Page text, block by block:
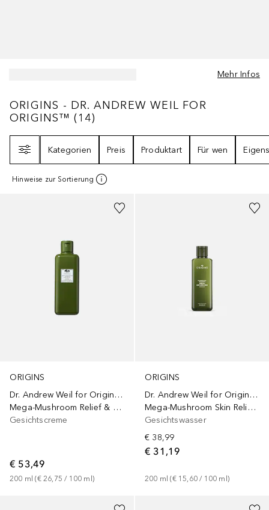
Mehr Infos
ORIGINS - DR. ANDREW WEIL FOR
ORIGINS - DR. ANDREW WEIL FOR
ORIGINS™ (14)
Kategorien
Preis Produktart Für wen
Hinweise zur Sortierung
ORIGINS
Dr. Andrew Weil for Origins™
Mega-Mushroom Relief & Resilience Soothing Treatment Lotion
Gesichtscreme
€ 53,49
200 ml (€ 26,75 / 100 ml )
ORIGINS
Dr. Andrew Weil for Origins™
Mega-Mushroom Skin Relief Micellar Cleanser
Gesichtswasser
€ 38,99
€ 31,19
200 ml (€ 15,60 / 100 ml)